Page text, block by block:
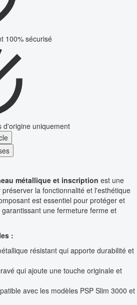
100% sécurisé
d'origine uniquement
métallique et inscription est une
la fonctionnalité et l'esthétique
est essentiel pour protéger et
une fermeture ferme et
:
résistant qui apporte durabilité et
qui ajoute une touche originale et
avec les modèles PSP Slim 3000 et